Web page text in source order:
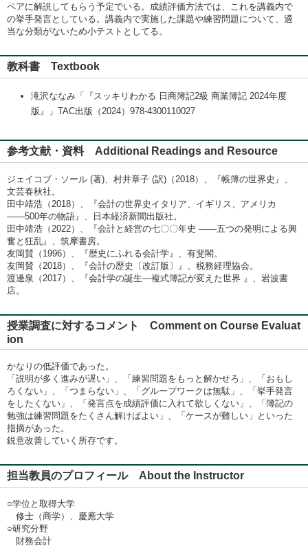
ペアに解説してもらう予定でいる。成績評価方法では、これを講義内で
の挙手発言としている。講義内で実施した課題や練習問題について、適
当な分類がないため小テストとしてる。
教科書 Textbook
滝沢ななみ「『スッキリわかる 日商簿記2級 商業簿記 2024年度
版』」TAC出版（2024）978-4300110027
参考文献・資料 Additional Readings and Resource
ジェイコブ・ソール (著)、村井章子 (訳)（2018）、『帳簿の世界史』、
文芸春秋社。
田中靖浩（2018）、『会計の世界史イタリア、イギリス、アメリカ
――500年の物語』、日本経済新聞出版社。
田中靖浩（2022）、『会計と経営の七〇〇年史 ――五つの発明による興
奮と狂乱』、筑摩書房。
友岡賛（1996）、『歴史にふれる会計学』、有斐閣。
友岡賛（2018）、『会計の歴史〔改訂版〕』、税務経理協会。
渡邊泉（2017）、『会計学の誕生―複式簿記が変えた世界 』、岩波書
店。
授業調査に対するコメント Comment on Course Evaluat
ion
かなりの低評価であった。
「説明が多く進みが遅い」、「練習問題をもっと解かせろ」、「おもし
ろくない」、「つまらない」、「グループワークは無駄」、「挙手発言
をしたくない」、「発言点を成績評価に入れて欲しくない」、「簿記の
勉強は練習問題をたくさん解けばよい」、「ケースが難しい」といった
指摘があった。
鋭意改善していく所存です。
担当教員のプロフィール About the Instructor
○学位と取得大学
修士（商学）、慶應大学
○研究分野
財務会計